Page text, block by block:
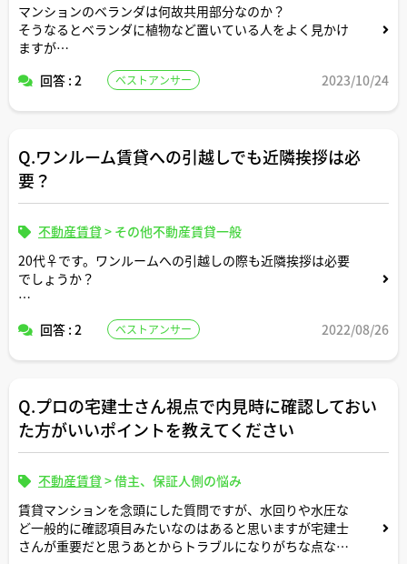
マンションのベランダは何故共用部分なのか？
そうなるとベランダに植物など置いている人をよく見かけ
ますが
回答 : 2
ベストアンサー 2023/10/24
Q.ワンルーム賃貸への引越しでも近隣挨拶は必
要？
不動産賃貸 > その他不動産賃貸一般
20代♀です。ワンルームへの引越しの際も近隣挨拶は必要
でしょうか？
ですが、必要であればしようと思います。
回答 : 2 ベストアンサー 2022/08/26
Q.プロの宅建士さん視点で内見時に確認しておい
た方がいいポイントを教えてください
不動産賃貸 >借主、保証人側の悩み
賃貸マンションを念頭にした質問ですが、水回りや水圧な
ど一般的に確認項目みたいなのはあると思いますが宅建士
さんが重要だと思うあとからトラブルになりがちな点など